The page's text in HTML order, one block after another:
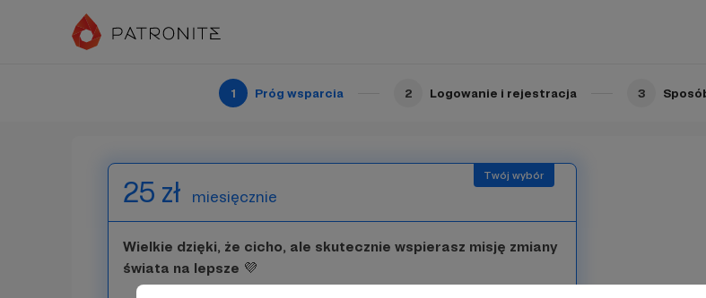
1 Próg wsparcia 2 Logowanie i rejestracja 3
Dziękuję za to, że jesteś ze mną!
25 zł miesięcznie
Wielkie dzięki, że cicho, ale skutecznie wspierasz misję zmiany
świata na lepsze 💜